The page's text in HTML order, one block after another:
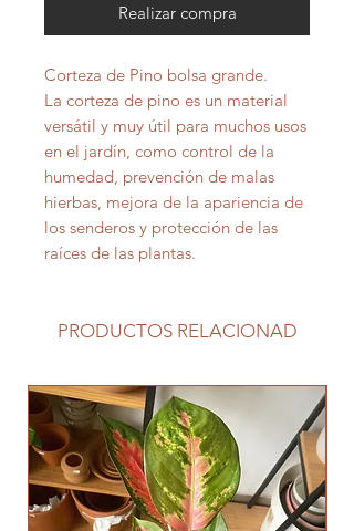
Realizar compra
Corteza de Pino bolsa grande.
La corteza de pino es un material
versátil y muy útil para muchos usos
en el jardín, como control de la
humedad, prevención de malas
hierbas, mejora de la apariencia de
los senderos y protección de las
raíces de las plantas.
PRODUCTOS RELACIONAD